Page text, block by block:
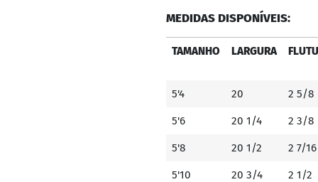
MEDIDAS DISPONÍVEIS:
TAMANHO LARGURA
5'4 20 2 5/8
5'6 20 1/4 2 3/8
5'8 20 1/2 2 7/16
5'10 20 3/4 2 1/2